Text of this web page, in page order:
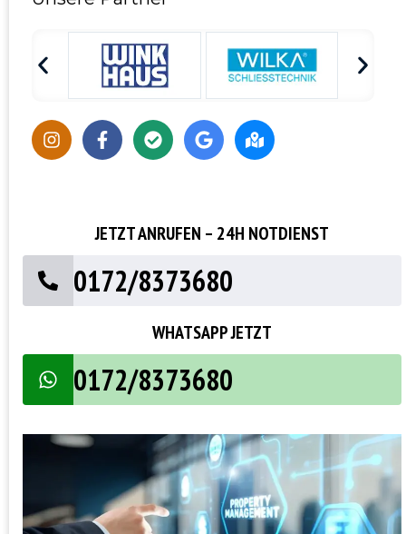
JETZT ANRUFEN – 24H NOTDIENST
0172/8373680
WHATSAPP JETZT
0172/8373680